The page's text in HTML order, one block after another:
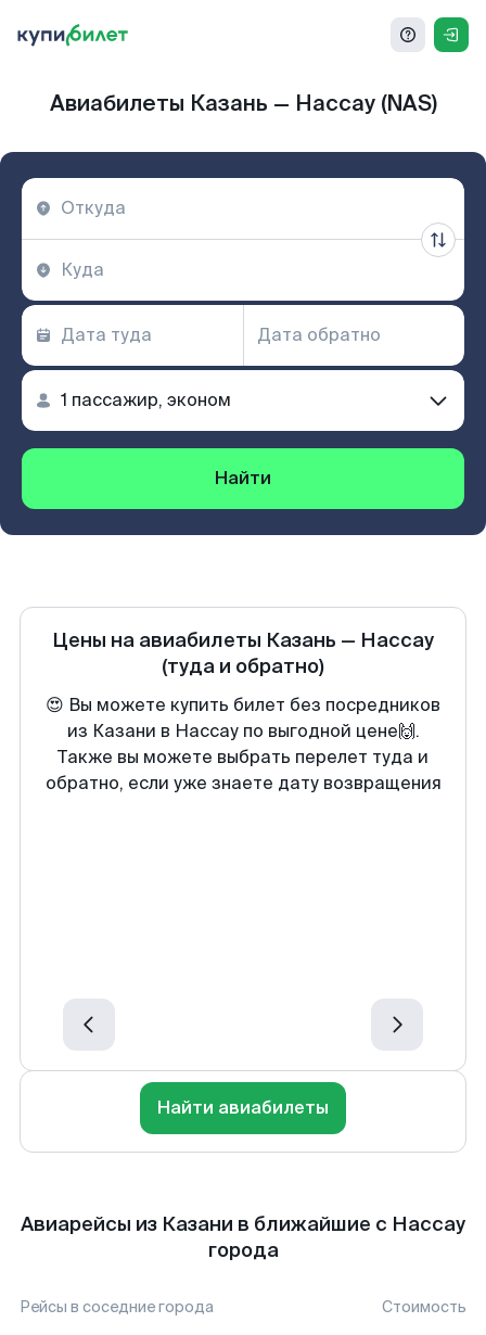
Авиабилеты Казань — Нассау (NAS)
Найти
Цены на авиабилеты Казань — Нассау
(туда и обратно)
😍 Вы можете купить билет без посредников
из Казани в Нассау по выгодной цене🙌.
Также вы можете выбрать перелет туда и
обратно, если уже знаете дату возвращения
Найти авиабилеты
Авиарейсы из Казани в ближайшие с Нассау
города
Рейсы в соседние города Стоимость